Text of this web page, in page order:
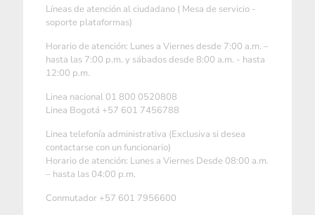
Líneas de atención al ciudadano ( Mesa de servicio -
soporte plataformas)
Horario de atención: Lunes a Viernes desde 7:00 a.m. –
hasta las 7:00 p.m. y sábados desde 8:00 a.m. - hasta
12:00 p.m.
Linea nacional 01 800 0520808
Linea Bogotá +57 601 7456788
Linea telefonía administrativa (Exclusiva si desea
contactarse con un funcionario)
Horario de atención: Lunes a Viernes Desde 08:00 a.m.
– hasta las 04:00 p.m.
Conmutador +57 601 7956600